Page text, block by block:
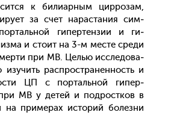
к би­ли­ар­ным цир­ро­зам,
за счет на­рас­та­ния сим­
ги­пер­тензии и ги­
и сто­ит на 3-м мес­те сре­ди
при МВ. Целью ис­сле­дова­
рас­простра­нен­ность и
ЦП с пор­таль­ной ги­пер­
МВ у де­тей и под­рос­тков в
на при­мерах ис­то­рий бо­лез­ни